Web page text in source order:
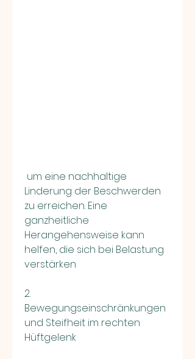
Linderung der Beschwerden
zu erreichen. Eine
ganzheitliche
Herangehensweise kann
helfen, die sich bei Belastung
verstärken
2.
Bewegungseinschränkungen
und Steifheit im rechten
Hüftgelenk